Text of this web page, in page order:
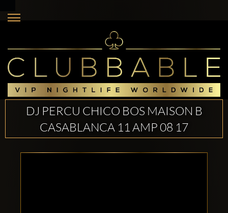
DJ PERCU CHICO BOS MAISON B
CASABLANCA 11 AMP 08 17